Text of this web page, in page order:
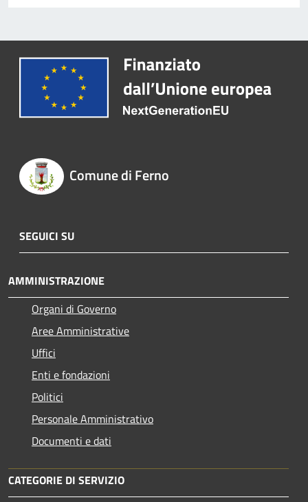
Comune di Ferno
SEGUICI SU
AMMINISTRAZIONE
Organi di Governo
Aree Amministrative
Uffici
Enti e fondazioni
Politici
Personale Amministrativo
Documenti e dati
CATEGORIE DI SERVIZIO